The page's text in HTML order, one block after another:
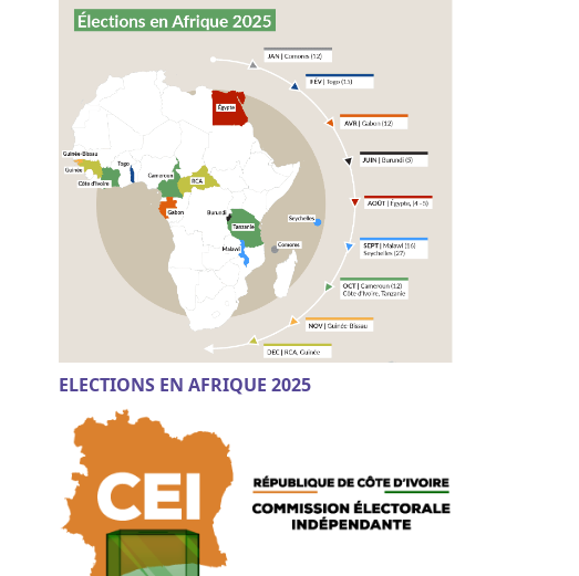
ELECTIONS EN AFRIQUE 2025